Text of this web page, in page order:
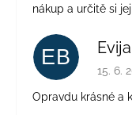
nákup a určitě si
EB
15. 6.
Opravdu krásné a